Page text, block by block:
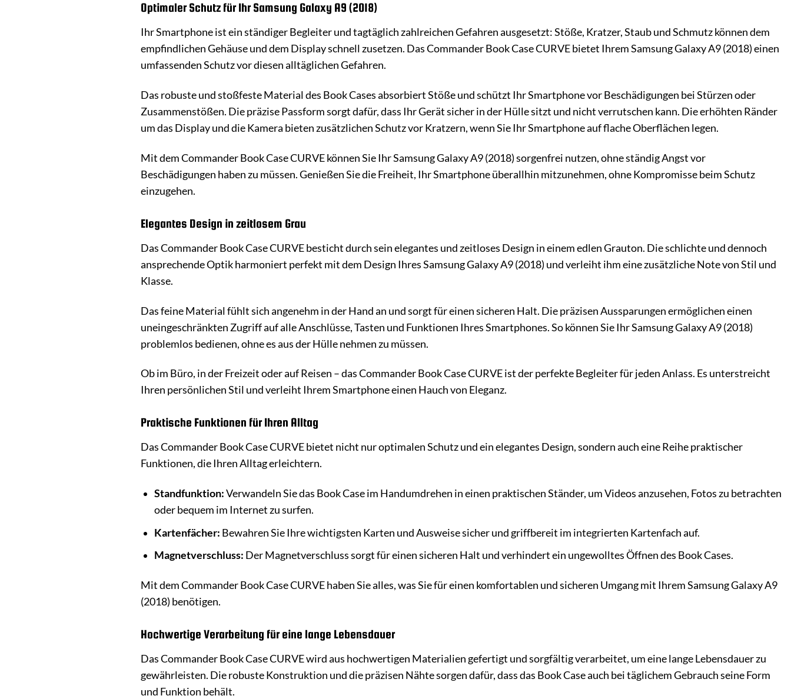
Optimaler Schutz für Ihr Samsung Galaxy A9 (2018)
Ihr Smartphone ist ein ständiger Begleiter und tagtäglich zahlreichen Gefahren ausgesetzt: Stöße, Kratzer, Staub und Schmutz können dem
empfindlichen Gehäuse und dem Display schnell zusetzen. Das Commander Book Case CURVE bietet Ihrem Samsung Galaxy A9 (2018) einen
umfassenden Schutz vor diesen alltäglichen Gefahren.
Das robuste und stoßfeste Material des Book Cases absorbiert Stöße und schützt Ihr Smartphone vor Beschädigungen bei Stürzen oder
Zusammenstößen. Die präzise Passform sorgt dafür, dass Ihr Gerät sicher in der Hülle sitzt und nicht verrutschen kann. Die erhöhten Ränder
um das Display und die Kamera bieten zusätzlichen Schutz vor Kratzern, wenn Sie Ihr Smartphone auf flache Oberflächen legen.
Mit dem Commander Book Case CURVE können Sie Ihr Samsung Galaxy A9 (2018) sorgenfrei nutzen, ohne ständig Angst vor
Beschädigungen haben zu müssen. Genießen Sie die Freiheit, Ihr Smartphone überallhin mitzunehmen, ohne Kompromisse beim Schutz
einzugehen.
Elegantes Design in zeitlosem Grau
Das Commander Book Case CURVE besticht durch sein elegantes und zeitloses Design in einem edlen Grauton. Die schlichte und dennoch
ansprechende Optik harmoniert perfekt mit dem Design Ihres Samsung Galaxy A9 (2018) und verleiht ihm eine zusätzliche Note von Stil und
Klasse.
Das feine Material fühlt sich angenehm in der Hand an und sorgt für einen sicheren Halt. Die präzisen Aussparungen ermöglichen einen
uneingeschränkten Zugriff auf alle Anschlüsse, Tasten und Funktionen Ihres Smartphones. So können Sie Ihr Samsung Galaxy A9 (2018)
problemlos bedienen, ohne es aus der Hülle nehmen zu müssen.
Ob im Büro, in der Freizeit oder auf Reisen – das Commander Book Case CURVE ist der perfekte Begleiter für jeden Anlass. Es unterstreicht
Ihren persönlichen Stil und verleiht Ihrem Smartphone einen Hauch von Eleganz.
Praktische Funktionen für Ihren Alltag
Das Commander Book Case CURVE bietet nicht nur optimalen Schutz und ein elegantes Design, sondern auch eine Reihe praktischer
Funktionen, die Ihren Alltag erleichtern.
Standfunktion:Verwandeln Sie das Book Case im Handumdrehen in einen praktischen Ständer, um Videos anzusehen, Fotos zu betrachten
oder bequem im Internet zu surfen.
Kartenfächer: Bewahren Sie Ihre wichtigsten Karten und Ausweise sicher und griffbereit im integrierten Kartenfach auf.
Magnetverschluss: Der Magnetverschluss sorgt für einen sicheren Halt und verhindert ein ungewolltes Öffnen des Book Cases.
Mit dem Commander Book Case CURVE haben Sie alles, was Sie für einen komfortablen und sicheren Umgang mit Ihrem Samsung Galaxy A9
(2018) benötigen.
Hochwertige Verarbeitung für eine lange Lebensdauer
Das Commander Book Case CURVE wird aus hochwertigen Materialien gefertigt und sorgfältig verarbeitet, um eine lange Lebensdauer zu
gewährleisten. Die robuste Konstruktion und die präzisen Nähte sorgen dafür, dass das Book Case auch bei täglichem Gebrauch seine Form
und Funktion behält.